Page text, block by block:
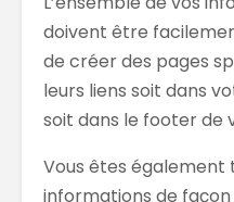
doivent être
de créer des pages
leurs liens soit dans
soit dans le footer de
Vous êtes également
informations de